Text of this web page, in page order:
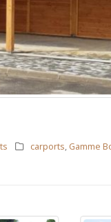
carports, Gamme